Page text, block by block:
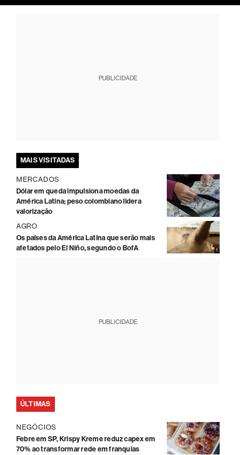
PUBLICIDADE
MAIS VISITADAS
MERCADOS
Dólar em queda impulsiona moedas da
América Latina; peso colombiano lidera
valorização
AGRO
Os países da América Latina que serão mais
afetados pelo El Niño, segundo o BofA
PUBLICIDADE
ÚLTIMAS
NEGÓCIOS
Febre em SP, Krispy Kreme reduz capex em
70% ao transformar rede em franquias